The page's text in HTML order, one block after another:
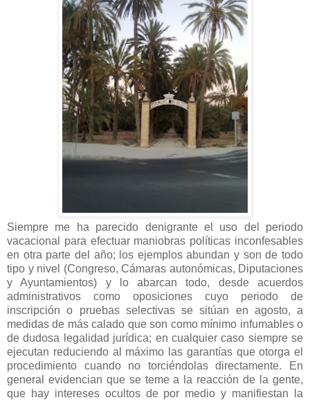
Siempre me ha parecido denigrante el uso del periodo
vacacional para efectuar maniobras políticas inconfesables
en otra parte del año; los ejemplos abundan y son de todo
tipo y nivel (Congreso, Cámaras autonómicas, Diputaciones
y Ayuntamientos) y lo abarcan todo, desde acuerdos
administrativos como oposiciones cuyo periodo de
inscripción o pruebas selectivas se sitúan en agosto, a
medidas de más calado que son como mínimo infumables o
de dudosa legalidad jurídica; en cualquier caso siempre se
ejecutan reduciendo al máximo las garantías que otorga el
procedimiento cuando no torciéndolas directamente. En
general evidencian que se teme a la reacción de la gente,
que hay intereses ocultos de por medio y manifiestan la